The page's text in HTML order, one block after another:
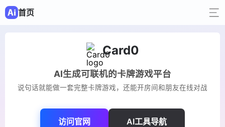
首页
Card0
AI生成可联机的卡牌游戏平台
说句话就能做一套完整卡牌游戏，还能开房间和朋友在线对战
访问官网 AI工具导航